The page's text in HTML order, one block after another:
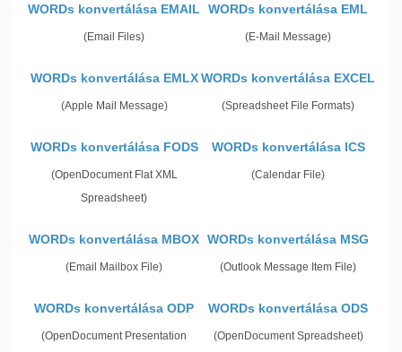
WORDs konvertálása EMAIL
(Email Files)
WORDs konvertálása EML
(E-Mail Message)
WORDs konvertálása EMLX
(Apple Mail Message)
WORDs konvertálása EXCEL
(Spreadsheet File Formats)
WORDs konvertálása FODS
(OpenDocument Flat XML
Spreadsheet)
WORDs konvertálása ICS
(Calendar File)
WORDs konvertálása MBOX
(Email Mailbox File)
WORDs konvertálása MSG
(Outlook Message Item File)
WORDs konvertálása ODP
(OpenDocument Presentation
WORDs konvertálása ODS
(OpenDocument Spreadsheet)